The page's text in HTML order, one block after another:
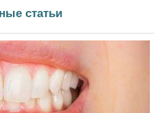
статьи